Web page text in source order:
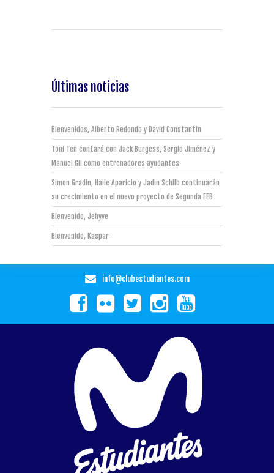
Últimas noticias
Bienvenidos, Alberto Redondo y David Constantin
Toni Ten contará con Jack Burgess, Sergio Jiménez y
Manuel Gil como entrenadores ayudantes
Simon Gradin, Haile Aparicio y Jadin Schilb continuarán
su crecimiento en el nuevo proyecto de Segunda FEB
Bienvenido, Jehyve
Bienvenido, Kaspar
info@clubestudiantes.com